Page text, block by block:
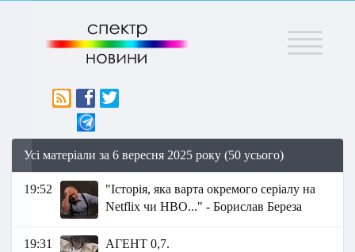
Меню
Усі матеріали за 6 вересня 2025 року (50 усього)
19:52
"Історія, яка варта окремого серіалу на
Netflix чи HBO..." - Борислав Береза
19:31 АГЕНТ 0,7.